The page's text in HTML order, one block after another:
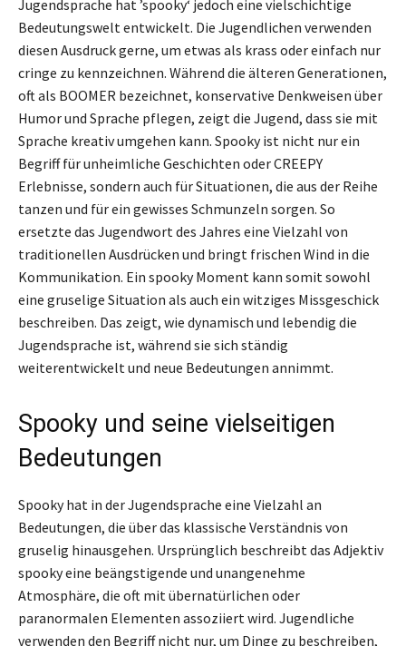
Jugendsprache hat ’spooky‘ jedoch eine vielschichtige
Bedeutungswelt entwickelt. Die Jugendlichen verwenden
diesen Ausdruck gerne, um etwas als krass oder einfach nur
cringe zu kennzeichnen. Während die älteren Generationen,
oft als BOOMER bezeichnet, konservative Denkweisen über
Humor und Sprache pflegen, zeigt die Jugend, dass sie mit
Sprache kreativ umgehen kann. Spooky ist nicht nur ein
Begriff für unheimliche Geschichten oder CREEPY
Erlebnisse, sondern auch für Situationen, die aus der Reihe
tanzen und für ein gewisses Schmunzeln sorgen. So
ersetzte das Jugendwort des Jahres eine Vielzahl von
traditionellen Ausdrücken und bringt frischen Wind in die
Kommunikation. Ein spooky Moment kann somit sowohl
eine gruselige Situation als auch ein witziges Missgeschick
beschreiben. Das zeigt, wie dynamisch und lebendig die
Jugendsprache ist, während sie sich ständig
weiterentwickelt und neue Bedeutungen annimmt.
Spooky und seine vielseitigen
Bedeutungen
Spooky hat in der Jugendsprache eine Vielzahl an
Bedeutungen, die über das klassische Verständnis von
gruselig hinausgehen. Ursprünglich beschreibt das Adjektiv
spooky eine beängstigende und unangenehme
Atmosphäre, die oft mit übernatürlichen oder
paranormalen Elementen assoziiert wird. Jugendliche
verwenden den Begriff nicht nur, um Dinge zu beschreiben,